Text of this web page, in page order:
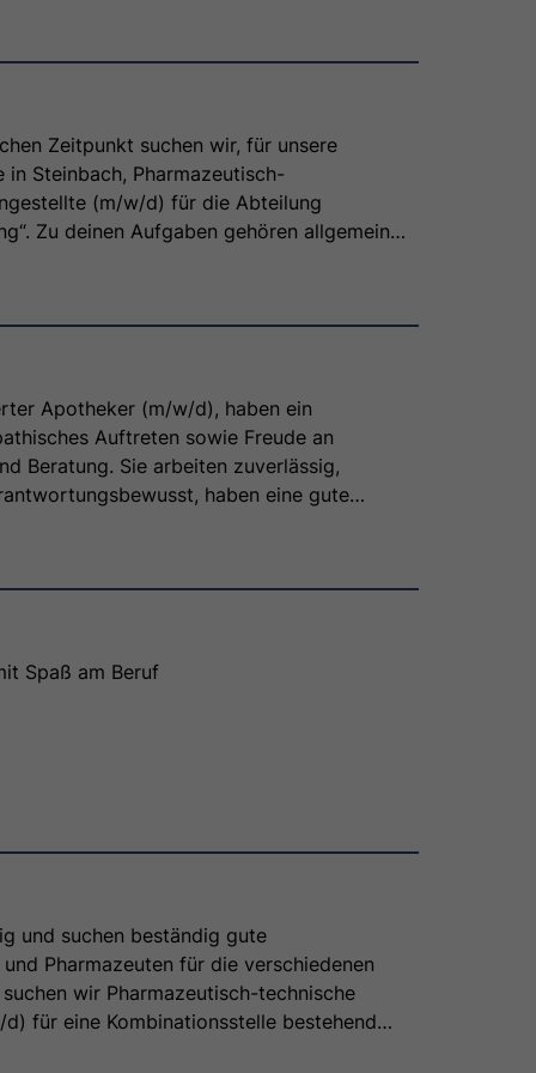
Zeitpunkt suchen wir, für unsere
in Steinbach, Pharmazeutisch-
(m/w/d) für die Abteilung
und hast ein freundliches Auftreten.
und bist neugierig geworden?
auf Deine Bewerbung.
Apotheker (m/w/d), haben ein
Auftreten sowie Freude an
Beratung. Sie arbeiten zuverlässig,
haben eine gute
Durchführung von pharmazeutische
Spaß am Beruf
und suchen beständig gute
Pharmazeuten für die verschiedenen
wir Pharmazeutisch-technische
für eine Kombinationsstelle bestehend